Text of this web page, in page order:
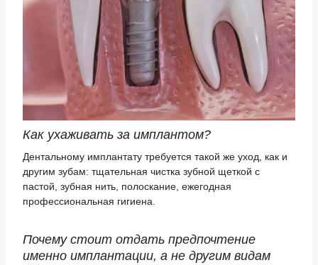
Как ухаживать за имплантом?
Дентальному имплантату требуется такой же уход, как и
другим зубам: тщательная чистка зубной щеткой с
пастой, зубная нить, полоскание, ежегодная
профессиональная гигиена.
Почему стоит отдать предпочтение
именно имплантации, а не другим видам